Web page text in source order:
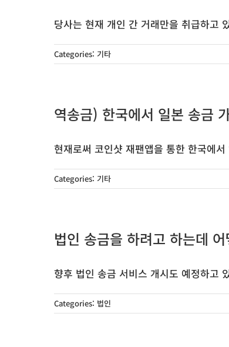
당사는 현재 개인 간 거래만을 취급하고
Categories: 기타
역송금) 한국에서 일본 송금
현재로써 코인샷 재팬앱을 통한 한국에
Categories: 기타
법인 송금을 하려고 하는데
향후 법인 송금 서비스 개시도 예정하고
Categories: 법인